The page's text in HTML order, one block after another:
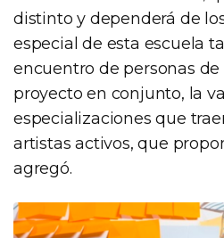
distinto y dependerá de
especial de esta escuela
encuentro de personas
proyecto en conjunto, la
especializaciones que
artistas activos, que
agregó.